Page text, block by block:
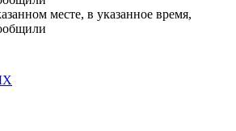
месте, в указанное время,